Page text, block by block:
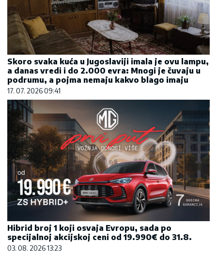
Skoro svaka kuća u Jugoslaviji imala je ovu lampu,
a danas vredi i do 2.000 evra: Mnogi je čuvaju u
podrumu, a pojma nemaju kakvo blago imaju
17. 07. 2026 09:41
Hibrid broj 1 koji osvaja Evropu, sada po
specijalnoj akcijskoj ceni od 19.990€ do 31.8.
03. 08. 2026 13:23